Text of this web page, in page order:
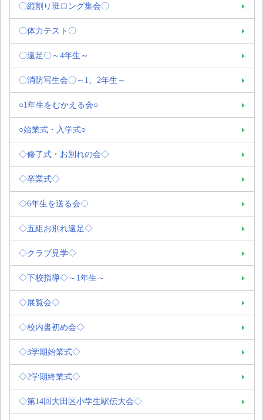
〇縦割り班ロング集会〇
〇体力テスト〇
〇遠足〇～4年生～
〇消防写生会〇～1、2年生～
○1年生をむかえる会○
○始業式・入学式○
◇修了式・お別れの会◇
◇卒業式◇
◇6年生を送る会◇
◇五組お別れ遠足◇
◇クラブ見学◇
◇下校指導◇～1年生～
◇展覧会◇
◇校内書初め会◇
◇3学期始業式◇
◇2学期終業式◇
◇第14回大田区小学生駅伝大会◇